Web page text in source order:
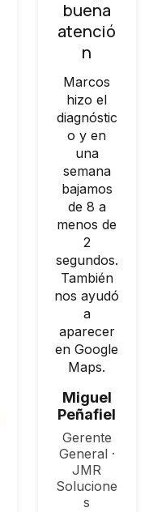
buena
atenció
n
Marcos
hizo el
diagnóstic
o y en
una
semana
bajamos
de 8 a
menos de
2
segundos.
También
nos ayudó
a
aparecer
en Google
Maps.
Miguel
Peñafiel
Gerente
General ·
JMR
Solucione
s